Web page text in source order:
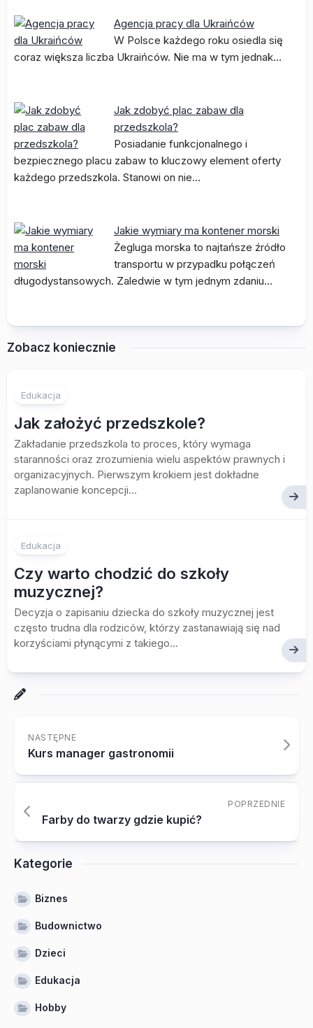
Agencja pracy dla Ukraińców
W Polsce każdego roku osiedla się
coraz większa liczba Ukraińców. Nie ma w tym jednak…
Jak zdobyć plac zabaw dla
przedszkola?
Posiadanie funkcjonalnego i
bezpiecznego placu zabaw to kluczowy element oferty
każdego przedszkola. Stanowi on nie…
Jakie wymiary ma kontener morski
Żegluga morska to najtańsze źródło
transportu w przypadku połączeń
długodystansowych. Zaledwie w tym jednym zdaniu…
Zobacz koniecznie
Edukacja
Jak założyć przedszkole?
Zakładanie przedszkola to proces, który wymaga
staranności oraz zrozumienia wielu aspektów prawnych i
organizacyjnych. Pierwszym krokiem jest dokładne
zaplanowanie koncepcji...
Edukacja
Czy warto chodzić do szkoły
muzycznej?
Decyzja o zapisaniu dziecka do szkoły muzycznej jest
często trudna dla rodziców, którzy zastanawiają się nad
korzyściami płynącymi z takiego...
NASTĘPNE
Kurs manager gastronomii
POPRZEDNIE
Farby do twarzy gdzie kupić?
Kategorie
Biznes
Budownictwo
Dzieci
Edukacja
Hobby